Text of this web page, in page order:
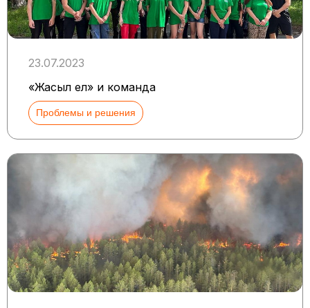
23.07.2023
«Жасыл ел» и команда
Проблемы и решения